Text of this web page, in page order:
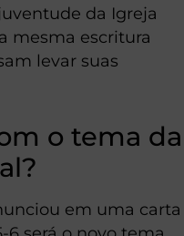
da Igreja
mesma escritura
levar suas
o tema da
em uma carta